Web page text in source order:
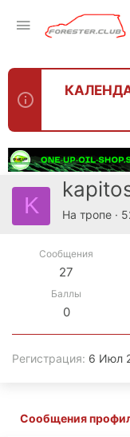
K На тропе ·
Сообщения
27
Баллы
0
Регистрация 6 Июл
Сообщения